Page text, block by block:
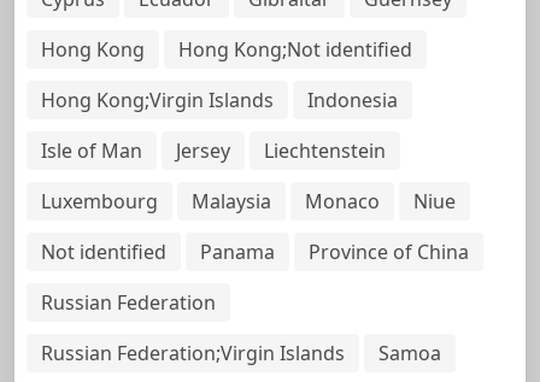
Hong Kong
Hong Kong;Not identified
Hong Kong;Virgin Islands
Indonesia
Isle of Man
Jersey
Liechtenstein
Luxembourg
Malaysia Monaco
Niue
Not identified
Panama
Province of China
Russian Federation
Russian Federation;Virgin Islands
Samoa